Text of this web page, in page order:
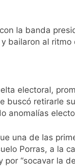
la banda
bailaron al ritmo
electoral,
buscó retirarle
anomalías
una de las
Porras, a la
“socavar la